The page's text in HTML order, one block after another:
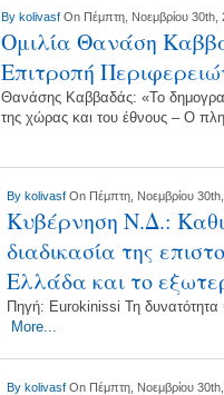
By kolivasf On Πέμπτη, Νοεμβρίου 30th,
Ομιλία Θανάση
Επιτροπή
Θανάσης Καββαδάς: «Το
της χώρας και του έθνους – Ο
By kolivasf On Πέμπτη, Νοεμβρίου
Κυβέρνηση Ν.Δ.:
διαδικασία της
Ελλάδα και το
Πηγή: Eurokinissi Τη
More...
By kolivasf On Πέμπτη, Νοεμβρίου